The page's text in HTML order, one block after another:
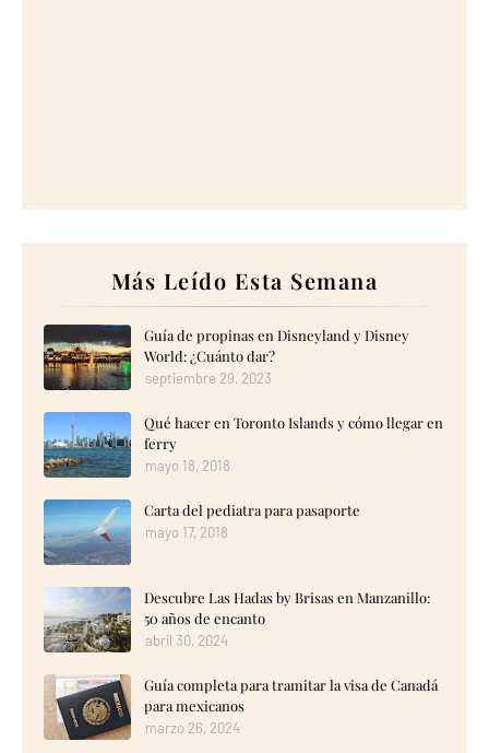
Más Leído Esta Semana
Guía de propinas en Disneyland y Disney
World: ¿Cuánto dar?
septiembre 29, 2023
Qué hacer en Toronto Islands y cómo llegar en
ferry
mayo 18, 2018
Carta del pediatra para pasaporte
mayo 17, 2018
Descubre Las Hadas by Brisas en Manzanillo:
50 años de encanto
abril 30, 2024
Guía completa para tramitar la visa de Canadá
para mexicanos
marzo 26, 2024